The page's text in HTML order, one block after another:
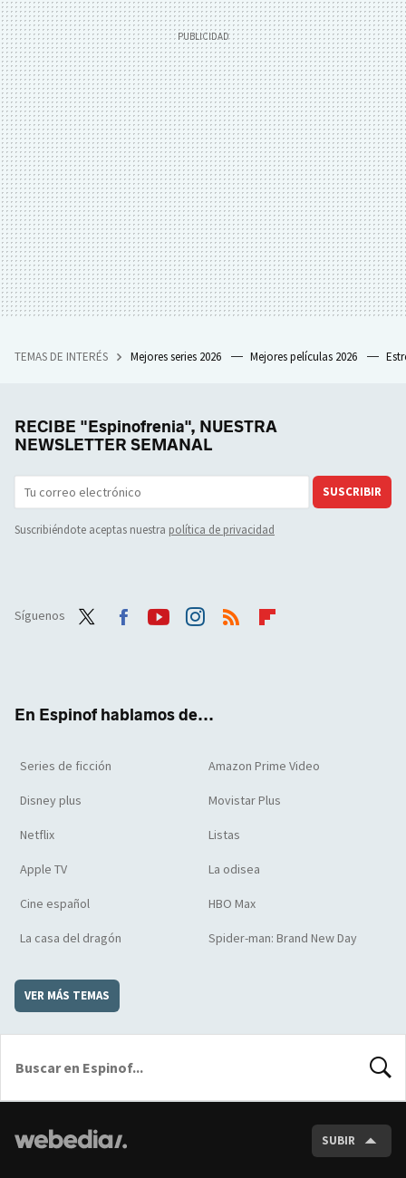
TEMAS DE INTERÉS Mejores series 2026 Mejores películas 2026
RECIBE "Espinofrenia", NUESTRA
NEWSLETTER SEMANAL
SUSCRIBIR
Suscribiéndote aceptas nuestra política de privacidad
Síguenos
En Espinof hablamos de...
Series de ficción Amazon Prime Video
Disney plus Movistar Plus
Netflix Listas
Apple TV La odisea
Cine español HBO Max
La casa del dragón Spider-man: Brand New Day
VER MÁS TEMAS
SUBIR